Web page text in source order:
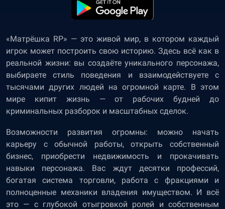
«Матрёшка RP» — это живой мир, в котором каждый
игрок может построить свою историю. Здесь всё как в
реальной жизни: вы создаёте уникального персонажа,
выбираете стиль поведения и взаимодействуете с
тысячами других людей на огромной карте. В этом
мире кипит жизнь — от рабочих будней до
криминальных разборок и масштабных сделок.
Возможности развития огромны: можно начать
карьеру с обычной работы, открыть собственный
бизнес, приобрести недвижимость и прокачивать
навыки персонажа. Вас ждут десятки профессий,
богатая система торговли, работа с фракциями и
полноценные механики владения имуществом. И всё
это — с глубокой отыгровкой ролей и собственным